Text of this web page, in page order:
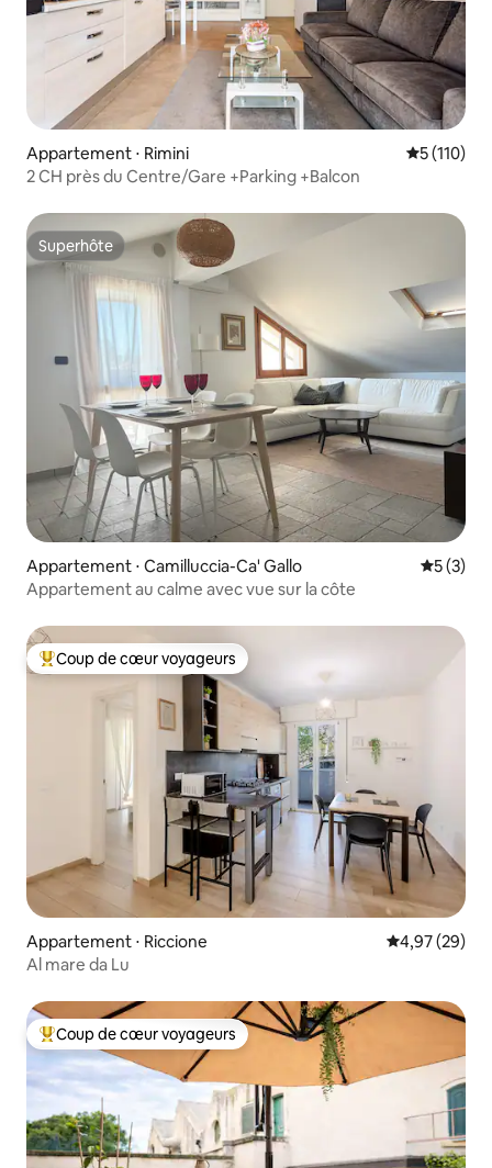
Appartement ⋅ Rimini Évaluation
5 (110)
2 CH près du Centre/Gare +Parking +Balcon
Superhôte
Superhôte
Appartement ⋅ Camilluccia-Ca' Gallo
5 (3)
Appartement au calme avec vue sur la côte
Coups de cœur voyageurs les plus appréciés
Coup de cœur voyageurs
Appartement ⋅ Riccione Évaluation
4,97 (29)
Al mare da Lu
Coups de cœur voyageurs les plus appréciés
Coup de cœur voyageurs